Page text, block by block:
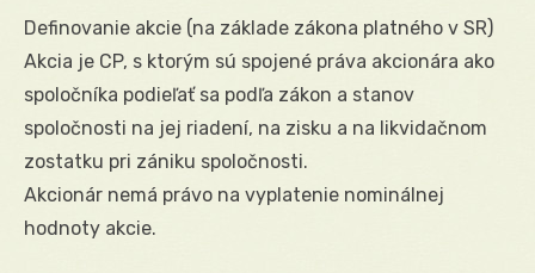
Definovanie akcie (na základe zákona platného v SR)
Akcia je CP, s ktorým sú spojené práva akcionára ako
spoločníka podieľať sa podľa zákon a stanov
spoločnosti na jej riadení, na zisku a na likvidačnom
zostatku pri zániku spoločnosti.
Akcionár nemá právo na vyplatenie nominálnej
hodnoty akcie.